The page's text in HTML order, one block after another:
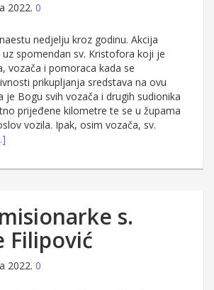
2022. 0
nedjelju kroz godinu. Akcija
uz spomendan sv. Kristofora koji je
vozača i pomoraca kada se
prikupljanja sredstava na ovu
je Bogu svih vozača i drugih sudionika
prijeđene kilometre te se u župama
vozila. Ipak, osim vozača, sv.
s.
Filipović
2022. 0